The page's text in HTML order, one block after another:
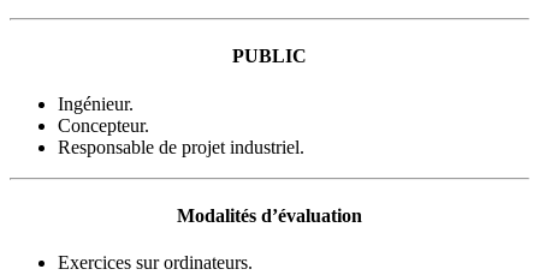
PUBLIC
Ingénieur.
Concepteur.
Responsable de projet industriel.
Modalités d’évaluation
Exercices sur ordinateurs.